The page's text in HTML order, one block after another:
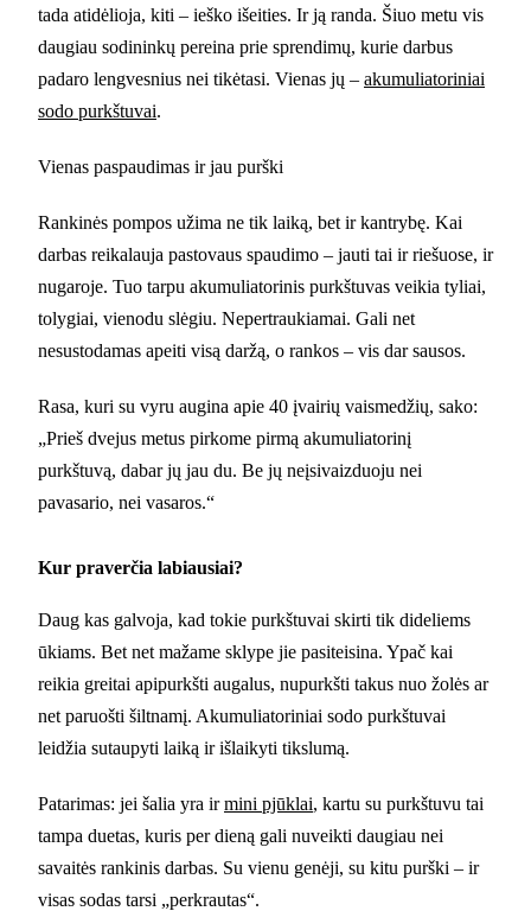
tada atidėlioja, kiti – ieško išeities. Ir ją randa. Šiuo metu vis
daugiau sodininkų pereina prie sprendimų, kurie darbus
padaro lengvesnius nei tikėtasi. Vienas jų – akumuliatoriniai
sodo purkštuvai.
Vienas paspaudimas ir jau purški
Rankinės pompos užima ne tik laiką, bet ir kantrybę. Kai
darbas reikalauja pastovaus spaudimo – jauti tai ir riešuose, ir
nugaroje. Tuo tarpu akumuliatorinis purkštuvas veikia tyliai,
tolygiai, vienodu slėgiu. Nepertraukiamai. Gali net
nesustodamas apeiti visą daržą, o rankos – vis dar sausos.
Rasa, kuri su vyru augina apie 40 įvairių vaismedžių, sako:
„Prieš dvejus metus pirkome pirmą akumuliatorinį
purkštuvą, dabar jų jau du. Be jų neįsivaizduoju nei
pavasario, nei vasaros.“
Kur praverčia labiausiai?
Daug kas galvoja, kad tokie purkštuvai skirti tik dideliems
ūkiams. Bet net mažame sklype jie pasiteisina. Ypač kai
reikia greitai apipurkšti augalus, nupurkšti takus nuo žolės ar
net paruošti šiltnamį. Akumuliatoriniai sodo purkštuvai
leidžia sutaupyti laiką ir išlaikyti tikslumą.
Patarimas: jei šalia yra irmini pjūklai, kartu su purkštuvu tai
tampa duetas, kuris per dieną gali nuveikti daugiau nei
savaitės rankinis darbas. Su vienu genėji, su kitu purški – ir
visas sodas tarsi „perkrautas“.